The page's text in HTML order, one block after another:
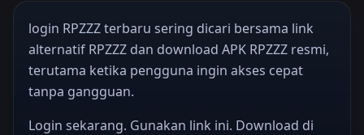
login RPZZZ terbaru sering dicari bersama link
alternatif RPZZZ dan download APK RPZZZ resmi,
terutama ketika pengguna ingin akses cepat
tanpa gangguan.
Login sekarang. Gunakan link ini. Download di